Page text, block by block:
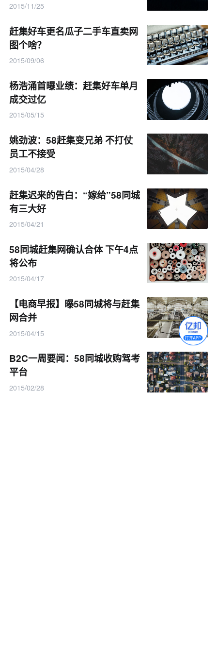
2015/11/25
赶集好车更名瓜子二手车直卖网
图个啥？
2015/09/06
杨浩涌首曝业绩：赶集好车单月
成交过亿
2015/05/15
姚劲波：58赶集变兄弟 不打仗
员工不接受
2015/04/28
赶集迟来的告白：“嫁给”58同城
有三大好
2015/04/21
58同城赶集网确认合体 下午4点
将公布
2015/04/17
【电商早报】曝58同城将与赶集
网合并
2015/04/15
B2C一周要闻：58同城收购驾考
平台
2015/02/28